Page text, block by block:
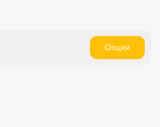
Опции